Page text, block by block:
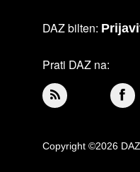
DAZ bilten:
Prati DAZ na:
Copyright ©2026 DAZ.